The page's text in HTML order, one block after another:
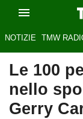
NOTIZIE TMW
Le 100
nello
Gerry